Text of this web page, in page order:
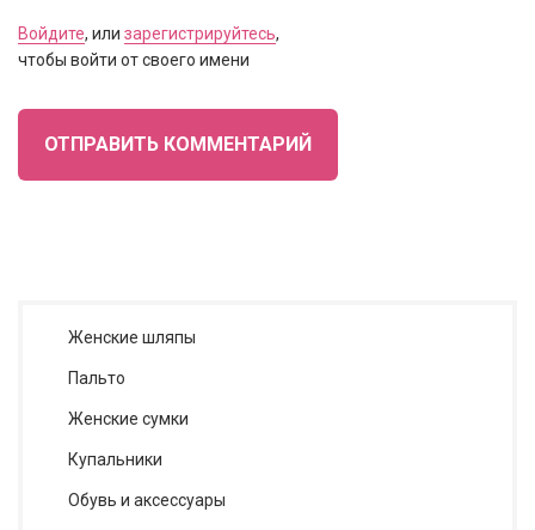
Войдите, или зарегистрируйтесь,
чтобы войти от своего имени
ОТПРАВИТЬ КОММЕНТАРИЙ
Женские шляпы
Пальто
Женские сумки
Купальники
Обувь и аксессуары